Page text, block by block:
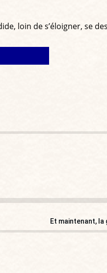
loin de s’éloigner, se
Et maintenant,